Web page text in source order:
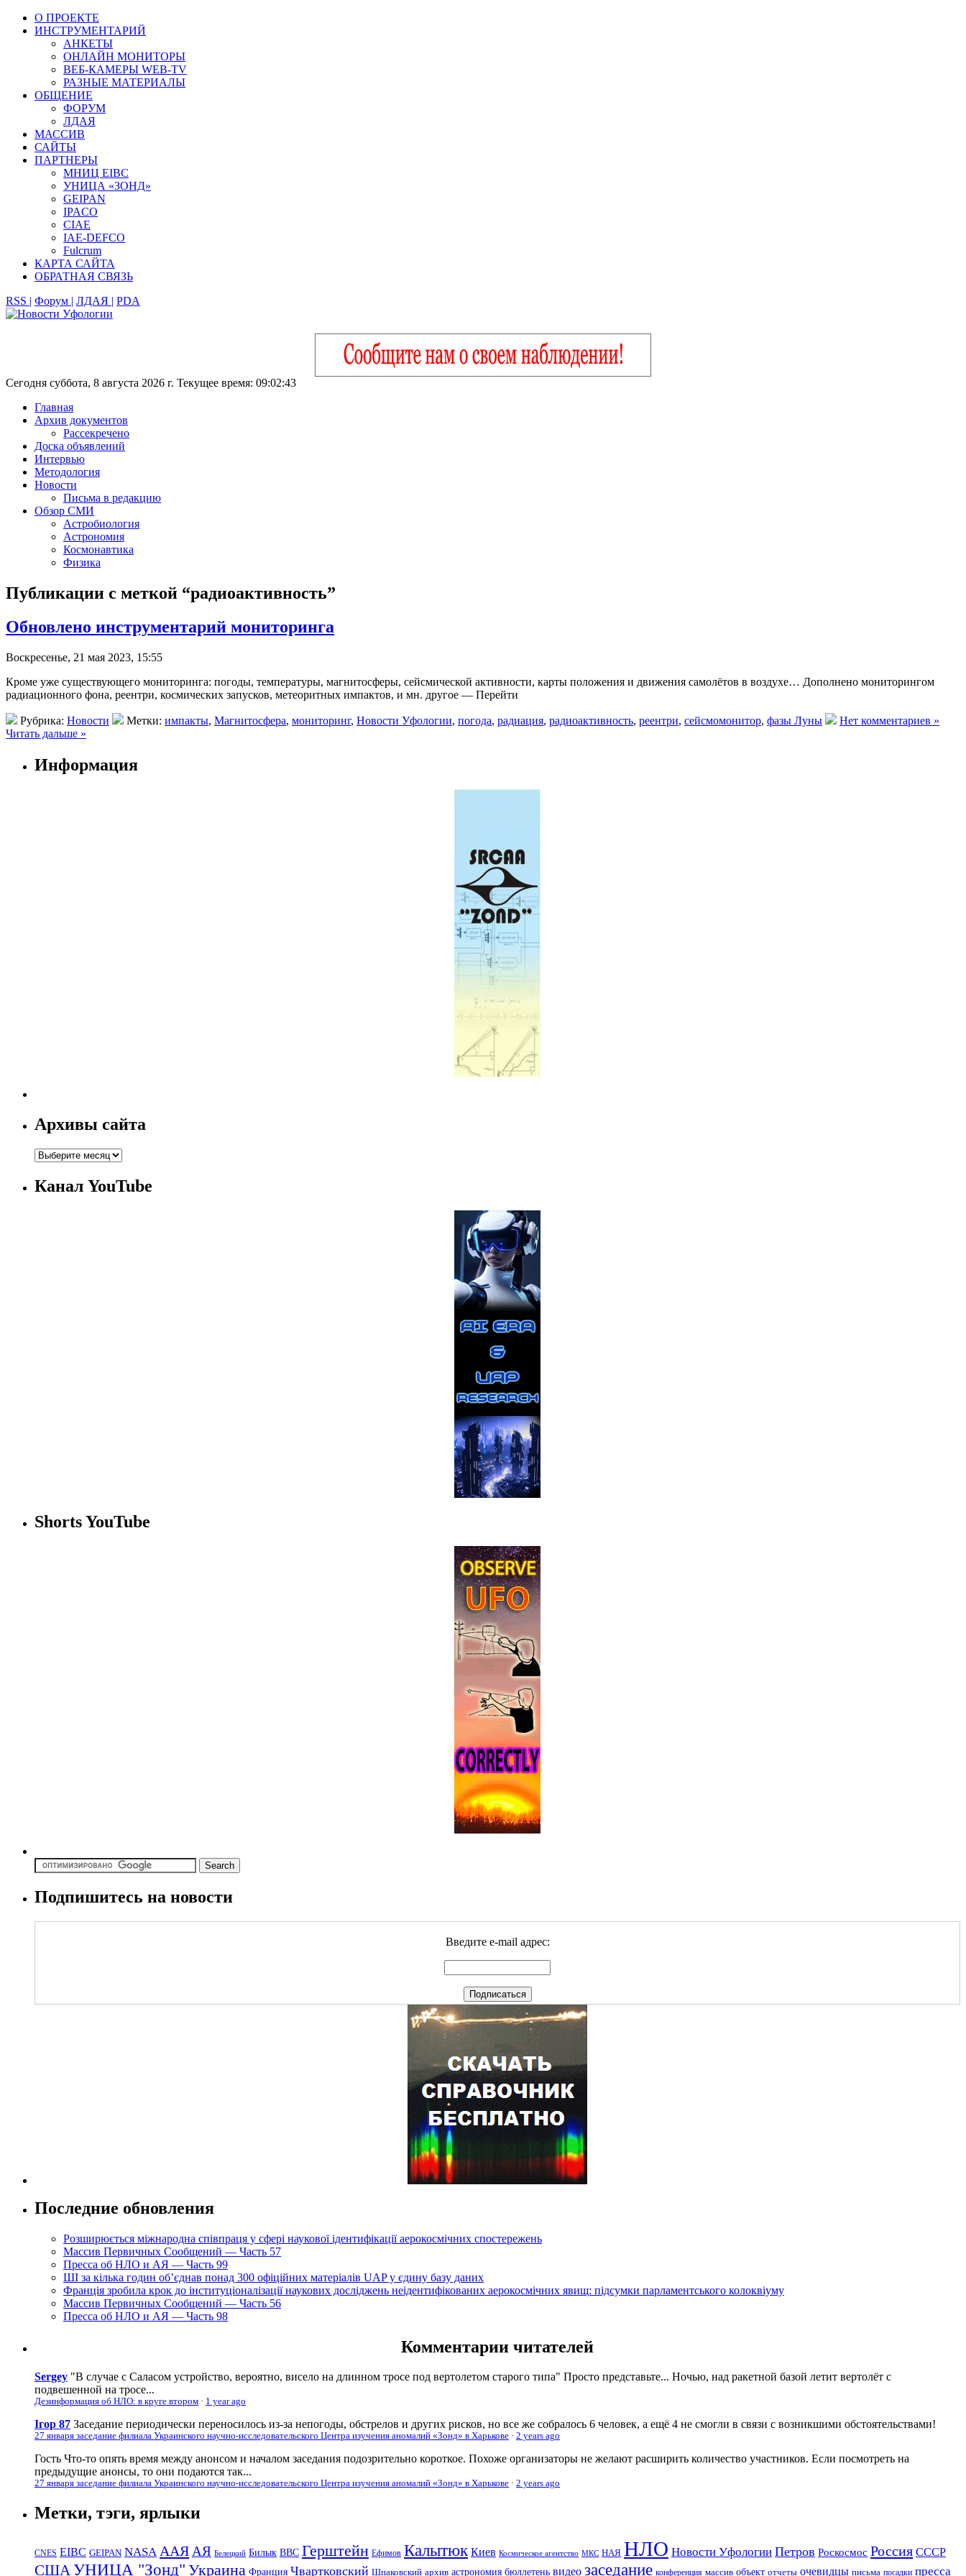
О ПРОЕКТЕ
ИНСТРУМЕНТАРИЙ
АНКЕТЫ
ОНЛАЙН МОНИТОРЫ
ВЕБ-КАМЕРЫ WEB-TV
РАЗНЫЕ МАТЕРИАЛЫ
ОБЩЕНИЕ
ФОРУМ
ЛДАЯ
МАССИВ
САЙТЫ
ПАРТНЕРЫ
МНИЦ EIBC
УНИЦА «ЗОНД»
GEIPAN
IPACO
CIAE
IAE-DEFCO
Fulcrum
КАРТА САЙТА
ОБРАТНАЯ СВЯЗЬ
RSS | Форум | ЛДАЯ | PDA
Сегодня суббота, 8 августа 2026 г. Текущее время: 09:02:44
Главная
Архив документов
Рассекречено
Доска объявлений
Интервью
Методология
Новости
Письма в редакцию
Обзор СМИ
Астробиология
Астрономия
Космонавтика
Физика
Публикации с меткой “радиоактивность”
Обновлено инструментарий мониторинга
Воскресенье, 21 мая 2023, 15:55
Кроме уже существующего мониторинга: погоды, температуры, магнитосферы, сейсмической активности, карты положения и движения самолётов в воздухе… Дополнено мониторингом
радиационного фона, реентри, космических запусков, метеоритных импактов, и мн. другое — Перейти
Рубрика: Новости Метки: импакты, Магнитосфера, мониторинг, Новости Уфологии, погода, радиация, радиоактивность, реентри, сейсмомонитор, фазы Луны
Нет комментариев »
Читать дальше »
Информация
Архивы сайта
Канал YouTube
Shorts YouTube
Подпишитесь на новости
Введите e-mail адрес:
Последние обновления
Розширюється міжнародна співпраця у сфері наукової ідентифікації аерокосмічних спостережень
Массив Первичных Сообщений — Часть 57
Пресса об НЛО и АЯ — Часть 99
ШІ за кілька годин об’єднав понад 300 офіційних матеріалів UAP у єдину базу даних
Франція зробила крок до інституціоналізації наукових досліджень неідентифікованих аерокосмічних явищ: підсумки парламентського колоквіуму
Массив Первичных Сообщений — Часть 56
Пресса об НЛО и АЯ — Часть 98
Комментарии читателей
Sergey "В случае с Саласом устройство, вероятно, висело на длинном тросе под вертолетом старого типа" Просто представьте... Ночью, над ракетной базой летит вертолёт с
подвешенной на тросе...
Дезинформация об НЛО: в круге втором · 1 year ago
Ігор 87 Заседание периодически переносилось из-за непогоды, обстрелов и других рисков, но все же собралось 6 человек, а ещё 4 не смогли в связи с возникшими обстоятельствами!
27 января заседание филиала Украинского научно-исследовательского Центра изучения аномалий «Зонд» в Харькове · 2 years ago
Гость Что-то опять время между анонсом и началом заседания подозрительно короткое. Похоже организаторы не желают расширить количество участников. Если посмотреть на
предыдущие анонсы, то они подаются так...
27 января заседание филиала Украинского научно-исследовательского Центра изучения аномалий «Зонд» в Харькове · 2 years ago
Метки, тэги, ярлыки
CNES EIBC GEIPAN NASA ААЯАЯ Белецкий Билык ВВС Герштейн Ефимов Калытюк Киев Космическое агентство МКС НАЯ НЛО Новости Уфологии Петров Роскосмос Россия СССР
США УНИЦА "Зонд" Украина Франция Чвартковский Шпаковский архив астрономия бюллетень видео заседание конференция массив объект отчеты очевидцы письма посадки пресса